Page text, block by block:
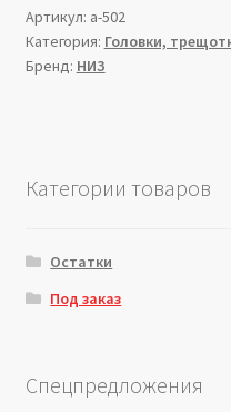
Артикул: a-502
Категория: Головки,
Бренд: НИЗ
Категории товаров
Остатки
Под заказ
Спецпредложения